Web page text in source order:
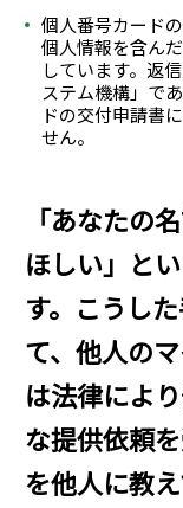
個人番号カード
個人情報を含ん
しています。返
ステム機構」で
ドの交付申請書
せん。
「あなたの
ほしい」と
す。こうし
て、他人の
は法律によ
な提供依頼
を他人に教